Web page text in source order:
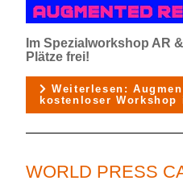
Im Spezialworkshop AR
Plätze frei!
Weiterlesen:
kostenloser Workshop
WORLD PRESS